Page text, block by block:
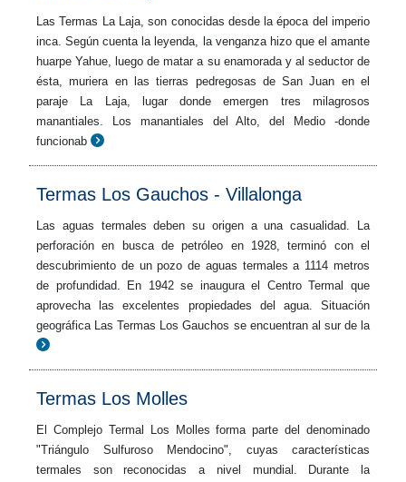
Las Termas La Laja, son conocidas desde la época del imperio
inca. Según cuenta la leyenda, la venganza hizo que el amante
huarpe Yahue, luego de matar a su enamorada y al seductor de
ésta, muriera en las tierras pedregosas de San Juan en el
paraje La Laja, lugar donde emergen tres milagrosos
manantiales. Los manantiales del Alto, del Medio -donde
funcionab
Termas Los Gauchos - Villalonga
Las aguas termales deben su origen a una casualidad. La
perforación en busca de petróleo en 1928, terminó con el
descubrimiento de un pozo de aguas termales a 1114 metros
de profundidad. En 1942 se inaugura el Centro Termal que
aprovecha las excelentes propiedades del agua. Situación
geográfica Las Termas Los Gauchos se encuentran al sur de la
Termas Los Molles
El Complejo Termal Los Molles forma parte del denominado
"Triángulo Sulfuroso Mendocino", cuyas características
termales son reconocidas a nivel mundial. Durante la